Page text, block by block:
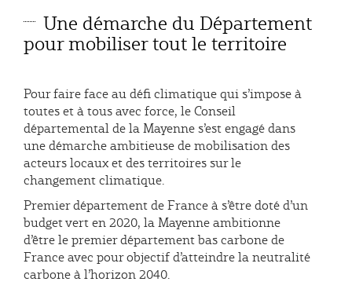
Une démarche du Département
pour mobiliser tout le territoire
Pour faire face au défi climatique qui s’impose à
toutes et à tous avec force, le Conseil
départemental de la Mayenne s’est engagé dans
une démarche ambitieuse de mobilisation des
acteurs locaux et des territoires sur le
changement climatique.
Premier département de France à s’être doté d’un
budget vert en 2020, la Mayenne ambitionne
d’être le premier département bas carbone de
France avec pour objectif d’atteindre la neutralité
carbone à l’horizon 2040.